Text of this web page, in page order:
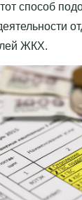
способ
ЖКХ.